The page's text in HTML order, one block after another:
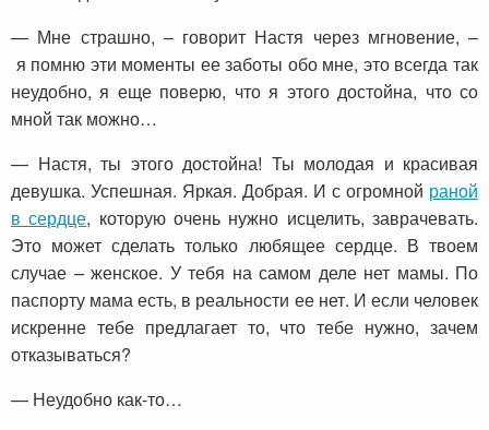
— Мне страшно, – говорит Настя через мгновение, –
я помню эти моменты ее заботы обо мне, это всегда так
неудобно, я еще поверю, что я этого достойна, что со
мной так можно…
— Настя, ты этого достойна! Ты молодая и красивая
девушка. Успешная. Яркая. Добрая. И с огромной раной
в сердце, которую очень нужно исцелить, заврачевать.
Это может сделать только любящее сердце. В твоем
случае – женское. У тебя на самом деле нет мамы. По
паспорту мама есть, в реальности ее нет. И если человек
искренне тебе предлагает то, что тебе нужно, зачем
отказываться?
— Неудобно как-то…